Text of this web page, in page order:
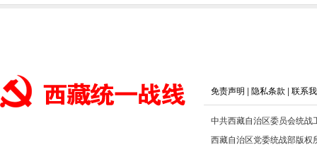
免责声明 隐私条款 联系
中共西藏自治区委员会统
西藏自治区党委统战部版